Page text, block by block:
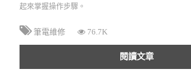
起來掌握操作步驟。
筆電維修 76.7K
閱讀文章